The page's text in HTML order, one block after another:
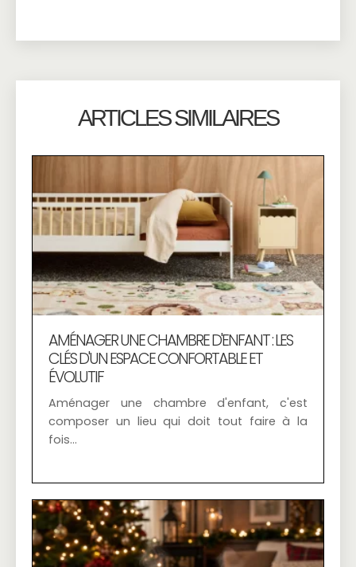
ARTICLES SIMILAIRES
AMÉNAGER UNE CHAMBRE D'ENFANT : LES
CLÉS D'UN ESPACE CONFORTABLE ET
ÉVOLUTIF
Aménager une chambre d'enfant, c'est
composer un lieu qui doit tout faire à la
fois…